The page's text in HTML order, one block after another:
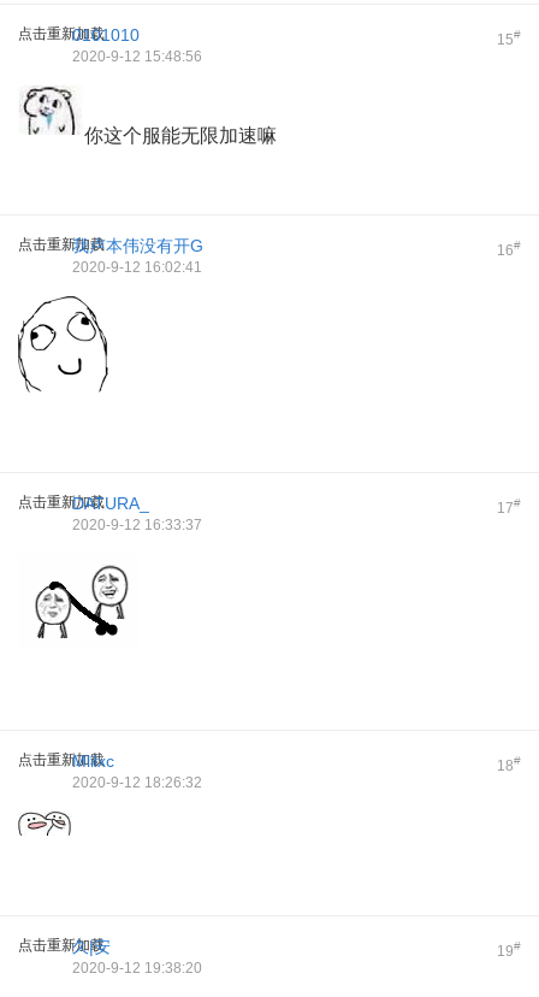
点击重新加载 15#
0101010
2020-9-12 15:48:56
你这个服能无限加速嘛
点击重新加载 16#
我卢本伟没有开G
2020-9-12 16:02:41
点击重新加载 17#
DATURA_
2020-9-12 16:33:37
点击重新加载 18#
Mlilxc
2020-9-12 18:26:32
点击重新加载 19#
久|安
2020-9-12 19:38:20